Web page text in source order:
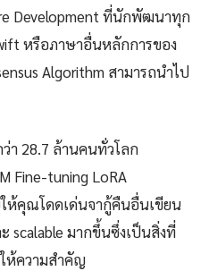
Development ที่นักพัฒนาทุก
หรือภาษาอื่นหลักการของ
Algorithm สามารถนำไป
28.7 ล้านคนทั่วโลก
Fine-tuning LoRA
ให้คุณโดดเด่นจากู้คืนอื่นเขียน
scalable มากขึ้นซึ่งเป็นสิ่งที่
ห้ความสำคัญ